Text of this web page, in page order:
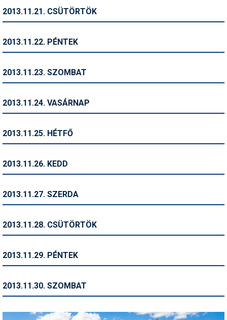
Szakértők
Telemark
Történelem
Utazási tippek
2013.11.21. CSÜTÖRTÖK
2013.11.22. PÉNTEK
2013.11.23. SZOMBAT
2013.11.24. VASÁRNAP
2013.11.25. HÉTFŐ
2013.11.26. KEDD
2013.11.27. SZERDA
2013.11.28. CSÜTÖRTÖK
2013.11.29. PÉNTEK
2013.11.30. SZOMBAT